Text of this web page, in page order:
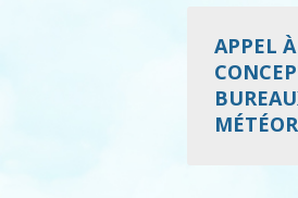
APPEL